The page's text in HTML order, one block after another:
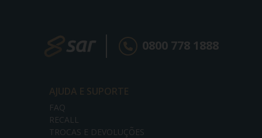
0800 778 1888
AJUDA E SUPORTE
FAQ
RECALL
TROCAS E DEVOLUÇÕES